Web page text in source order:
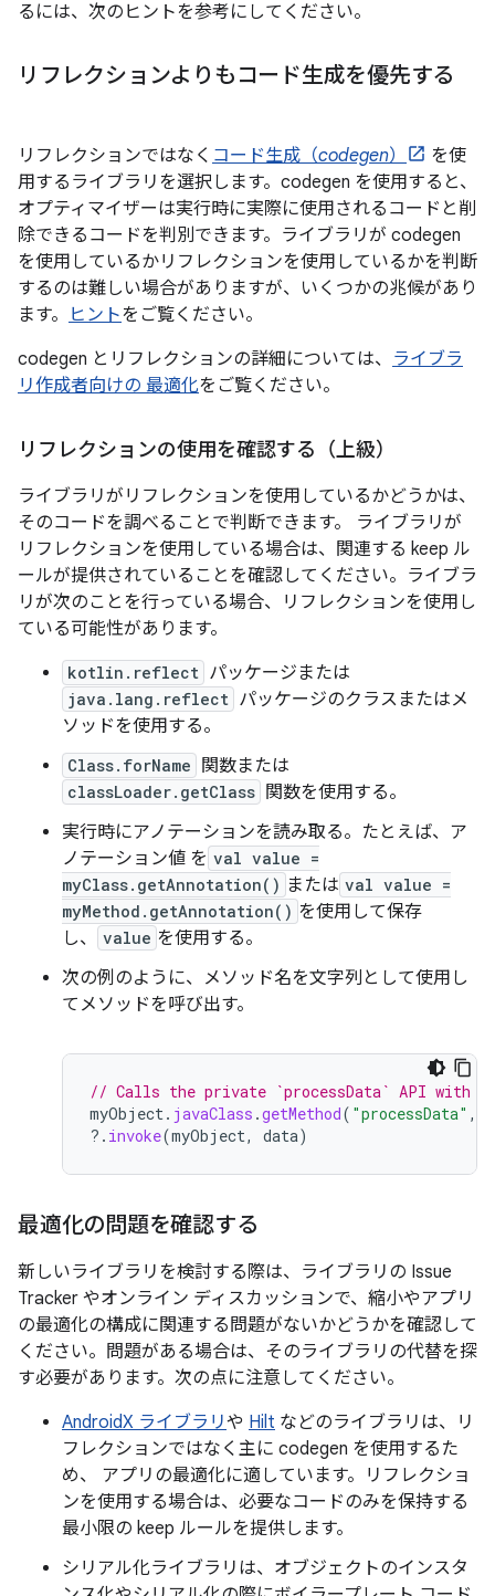
るには、次のヒントを参考にしてください。
リフレクションよりもコード生成を優先する
リフレクションではなく コード生成（codegen）
を使
用するライブラリを選択します。codegen を使用すると、
オプティマイザーは実行時に実際に使用されるコードと削
除できるコードを判別できます。ライブラリが codegen
を使用しているかリフレクションを使用しているかを判断
するのは難しい場合がありますが、いくつかの兆候があり
ます。
ヒントをご覧ください。
codegen とリフレクションの詳細については、 ライブラ
リ作成者向けの 最適化をご覧ください。
リフレクションの使用を確認する（上級）
ライブラリがリフレクションを使用しているかどうかは、
そのコードを調べることで判断できます。 ライブラリが
リフレクションを使用している場合は、関連する keep ル
ールが提供されていることを確認してください。ライブラ
リが次のことを行っている場合、リフレクションを使用し
ている可能性があります。
kotlin.reflect パッケージまたは
java.lang.reflect パッケージのクラスまたはメ
ソッドを使用する。
Class.forName 関数または
classLoader.getClass 関数を使用する。
実行時にアノテーションを読み取る。たとえば、ア
ノテーション値 を val value =
myClass.getAnnotation() または val value =
myMethod.getAnnotation() を使用して保存
し、
value を使用する。
次の例のように、メソッド名を文字列として使用し
てメソッドを呼び出す。
// Calls the private `processData` API with
myObject. javaClass .getMethod( "processData" ,
?. invoke(myObject, data)
最適化の問題を確認する
新しいライブラリを検討する際は、ライブラリの Issue
Tracker やオンライン ディスカッションで、縮小やアプリ
の最適化の構成に関連する問題がないかどうかを確認して
ください。問題がある場合は、そのライブラリの代替を探
す必要があります。次の点に注意してください。
AndroidX ライブラリや Hilt などのライブラリは、リ
フレクションではなく主に codegen を使用するた
め、 アプリの最適化に適しています。リフレクショ
ンを使用する場合は、必要なコードのみを保持する
最小限の keep ルールを提供します。
シリアル化ライブラリは、オブジェクトのインスタ